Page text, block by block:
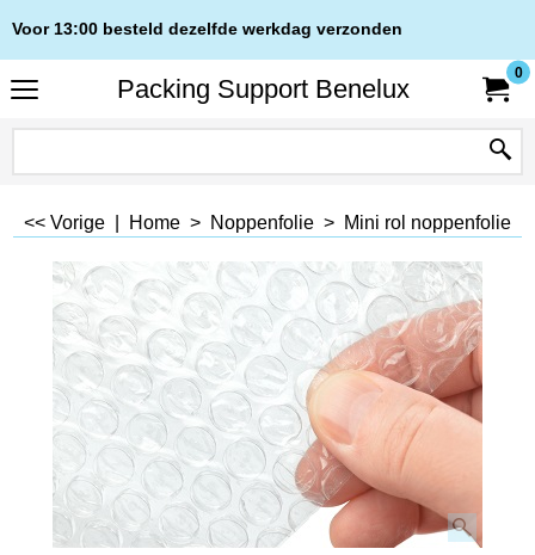
Voor 13:00 besteld dezelfde werkdag verzonden
Packing Support Benelux
0
<< Vorige Home > Noppenfolie > Mini rol noppenfolie